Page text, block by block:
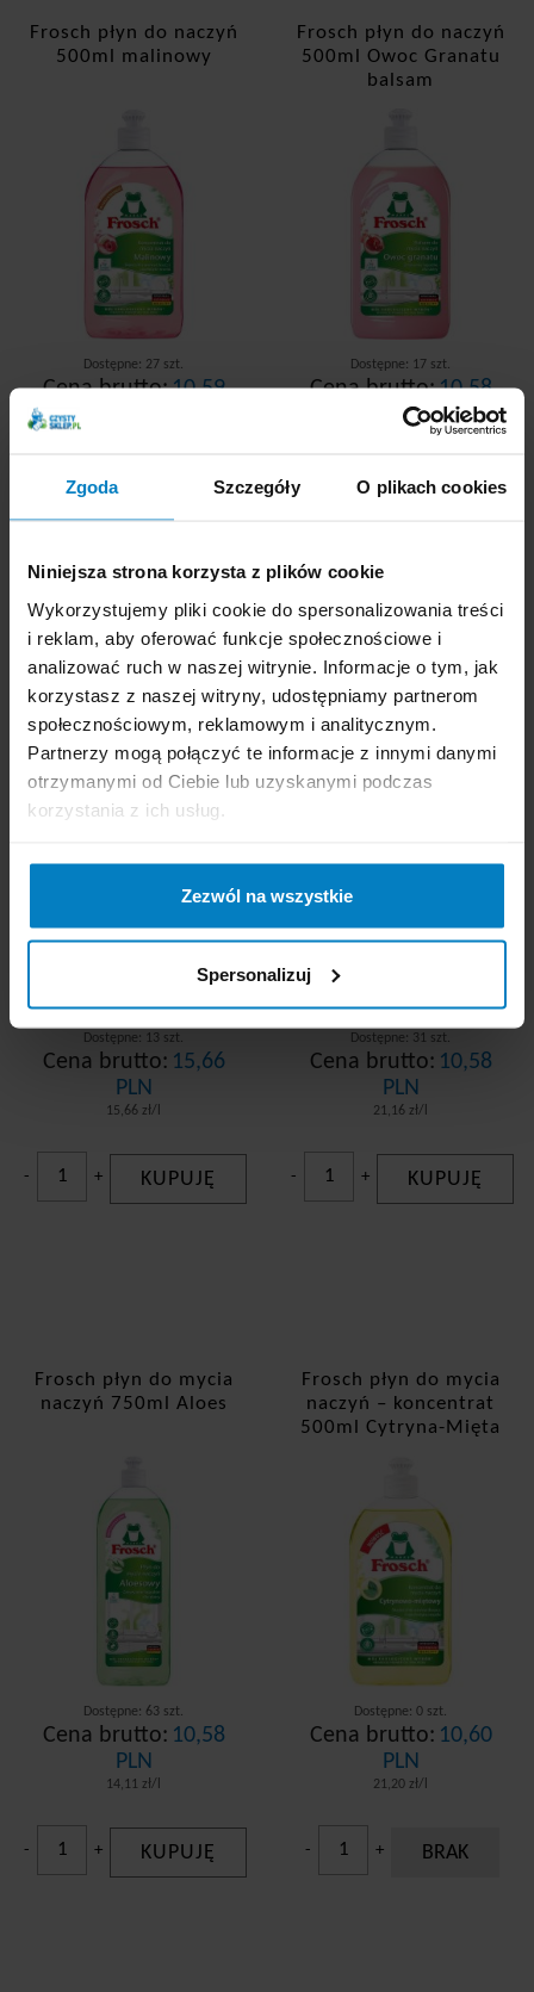
Zgoda Szczegóły O plikach cookies
Niniejsza strona korzysta z plików cookie
Wykorzystujemy pliki cookie do spersonalizowania treści
i reklam, aby oferować funkcje społecznościowe i
analizować ruch w naszej witrynie. Informacje o tym, jak
korzystasz z naszej witryny, udostępniamy partnerom
społecznościowym, reklamowym i analitycznym.
Partnerzy mogą połączyć te informacje z innymi danymi
otrzymanymi od Ciebie lub uzyskanymi podczas
korzystania z ich usług.
Zezwól na wszystkie
Spersonalizuj
Frosch płyn do naczyń
500ml malinowy
Dostępne: 27 szt.
Cena brutto:10,59
Frosch płyn do naczyń
500ml Owoc Granatu
balsam
Dostępne: 17 szt.
Cena brutto:10,58
PLN
Frosch płyn do mycia
naczyń cytrynowy
1000ml zapas
Dostępne: 13 szt.
Cena brutto: 15,66
PLN
15,66 zł/l
- + KUPUJĘ
Frosch płyn do mycia
naczyń – koncentrat
500ml Zielona Herbata
Dostępne: 31 szt.
Cena brutto: 10,58
PLN
21,16 zł/l
- + KUPUJĘ
Frosch płyn do mycia
naczyń 750ml Aloes
Dostępne: 63 szt.
Cena brutto: 10,58
PLN
14,11 zł/l
- + KUPUJĘ
Frosch płyn do mycia
naczyń – koncentrat
500ml Cytryna-Mięta
Dostępne: 0 szt.
Cena brutto: 10,60
PLN
21,20 zł/l
- + BRAK